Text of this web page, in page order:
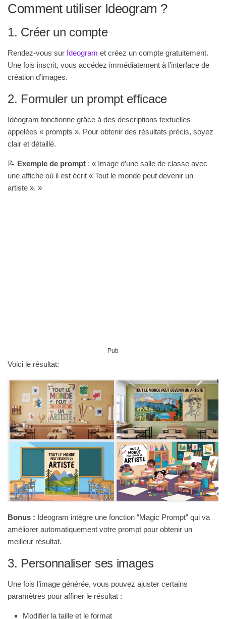
Comment utiliser Ideogram ?
1. Créer un compte
Rendez-vous sur Ideogram et créez un compte gratuitement.
Une fois inscrit, vous accédez immédiatement à l’interface de
création d’images.
2. Formuler un prompt efficace
Idéogram fonctionne grâce à des descriptions textuelles
appelées « prompts ». Pour obtenir des résultats précis, soyez
clair et détaillé.
📝 Exemple de prompt : « Image d’une salle de classe avec
une affiche où il est écrit « Tout le monde peut devenir un
artiste ». »
Pub
Voici le résultat:
Bonus : Ideogram intègre une fonction “Magic Prompt” qui va
améliorer automatiquement votre prompt pour obtenir un
meilleur résultat.
3. Personnaliser ses images
Une fois l’image générée, vous pouvez ajuster certains
paramètres pour affiner le résultat :
Modifier la taille et le format